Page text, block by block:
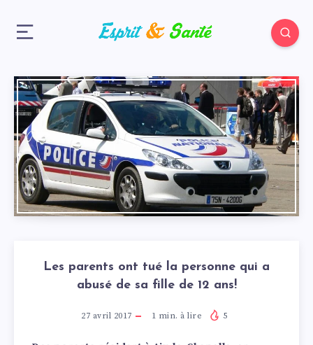
Les parents ont tué la personne qui a
abusé de sa fille de 12 ans!
27 avril 2017 1 min. à lire 5